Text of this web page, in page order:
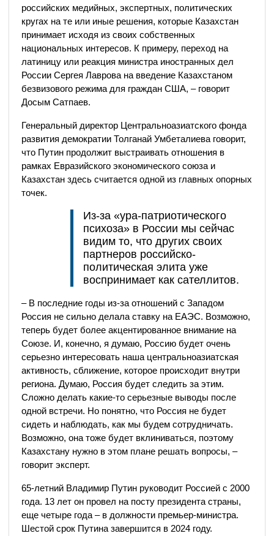
российских медийных, экспертных, политических
кругах на те или иные решения, которые Казахстан
принимает исходя из своих собственных
национальных интересов. К примеру, переход на
латиницу или реакция министра иностранных дел
России Сергея Лаврова на введение Казахстаном
безвизового режима для граждан США, – говорит
Досым Сатпаев.
Генеральный директор Центральноазиатского фонда
развития демократии Толганай Умбеталиева говорит,
что Путин продолжит выстраивать отношения в
рамках Евразийского экономического союза и
Казахстан здесь считается одной из главных опорных
точек.
Из-за «ура-патриотического
психоза» в России мы сейчас
видим то, что других своих
партнеров российско-
политическая элита уже
воспринимает как сателлитов.
– В последние годы из-за отношений с Западом
Россия не сильно делала ставку на ЕАЭС. Возможно,
теперь будет более акцентированное внимание на
Союзе. И, конечно, я думаю, Россию будет очень
серьезно интересовать наша центральноазиатская
активность, сближение, которое происходит внутри
региона. Думаю, Россия будет следить за этим.
Сложно делать какие-то серьезные выводы после
одной встречи. Но понятно, что Россия не будет
сидеть и наблюдать, как мы будем сотрудничать.
Возможно, она тоже будет вклиниваться, поэтому
Казахстану нужно в этом плане решать вопросы, –
говорит эксперт.
65-летний Владимир Путин руководит Россией с 2000
года. 13 лет он провел на посту президента страны,
еще четыре года – в должности премьер-министра.
Шестой срок Путина завершится в 2024 году.